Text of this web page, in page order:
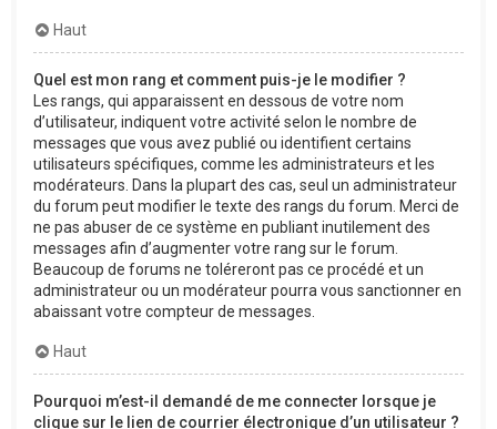
Haut
Quel est mon rang et comment puis-je le modifier ?
Les rangs, qui apparaissent en dessous de votre nom
d’utilisateur, indiquent votre activité selon le nombre de
messages que vous avez publié ou identifient certains
utilisateurs spécifiques, comme les administrateurs et les
modérateurs. Dans la plupart des cas, seul un administrateur
du forum peut modifier le texte des rangs du forum. Merci de
ne pas abuser de ce système en publiant inutilement des
messages afin d’augmenter votre rang sur le forum.
Beaucoup de forums ne toléreront pas ce procédé et un
administrateur ou un modérateur pourra vous sanctionner en
abaissant votre compteur de messages.
Haut
Pourquoi m’est-il demandé de me connecter lorsque je
clique sur le lien de courrier électronique d’un utilisateur ?